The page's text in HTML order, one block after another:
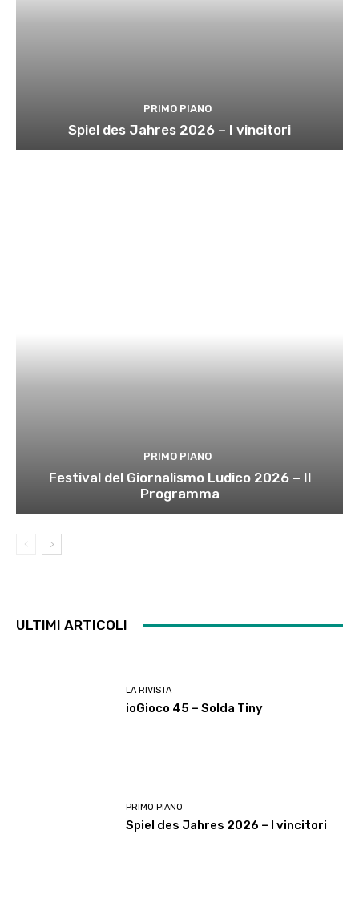
PRIMO PIANO
Spiel des Jahres 2026 – I vincitori
PRIMO PIANO
Festival del Giornalismo Ludico 2026 – Il
Programma
ULTIMI ARTICOLI
LA RIVISTA
ioGioco 45 – Solda Tiny
PRIMO PIANO
Spiel des Jahres 2026 – I vincitori